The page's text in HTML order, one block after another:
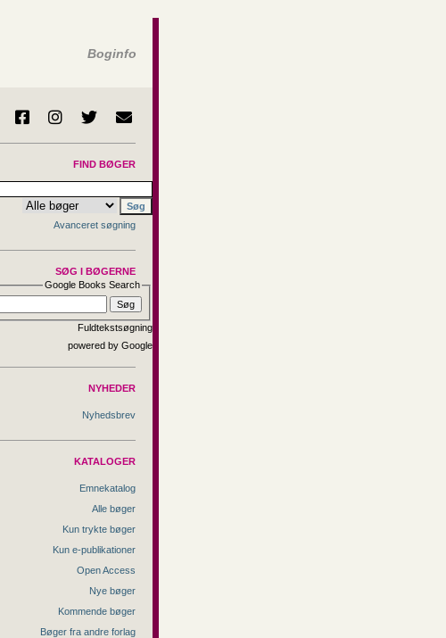
Boginfo
FIND BØGER
Avanceret søgning
SØG I BØGERNE
Google Books Search
Fuldtekstsøgning
NYHEDER
Nyhedsbrev
KATALOGER
Emnekatalog
Alle bøger
Kun trykte bøger
Kun e-publikationer
Open Access
Nye bøger
Kommende bøger
Bøger fra andre forlag